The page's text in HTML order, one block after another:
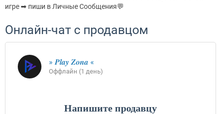
игре ➡ пиши в Личные Сообщения💬
Онлайн-чат с продавцом
» 𝑷𝒍𝒂𝒚 𝒁𝒐𝒏𝒂 «
Оффлайн (1 день)
Напишите продавцу